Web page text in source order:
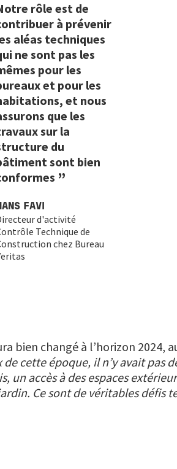
rôle est de
à prévenir
aléas techniques
ne sont pas les
pour les
et pour les
et nous
que les
sur la
du
sont bien
FAVI
d'activité
Technique de
chez Bureau
bien changé à l’horizon 2024,
cette époque, il n’y avait pas
accès à des espaces
Ce sont de véritables défis